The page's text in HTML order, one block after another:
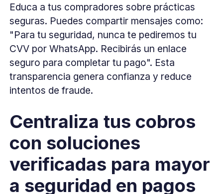
Educa a tus compradores sobre prácticas
seguras. Puedes compartir mensajes como:
"Para tu seguridad, nunca te pediremos tu
CVV por WhatsApp. Recibirás un enlace
seguro para completar tu pago". Esta
transparencia genera confianza y reduce
intentos de fraude.
Centraliza tus cobros
con soluciones
verificadas para mayor
a seguridad en pagos